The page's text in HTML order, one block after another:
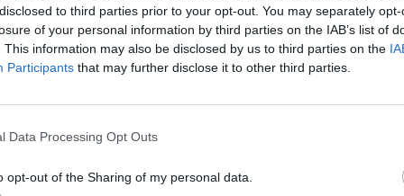
to third parties prior to your opt-out. You may separately
of your personal information by third parties on the IAB’s list of
This information may also be disclosed by us to third parties on the
Participants that may further disclose it to other third parties.
Data Processing Opt Outs
opt-out of the Sharing of my personal data.
σταθερό για πάντα. Στο ποσό της προσωπικής
(ασθένειας και ΕΑΣ), αλλά μόνον ο φόρος,
σε φόρο μαζί με τη σύνταξη. Οι
άθροισμα εθνικής και ανταποδοτικής
μεγάλη προσωπική διαφορά (150 ευρώ και
επιδόματος στους συνταξιούχους και
newsletter